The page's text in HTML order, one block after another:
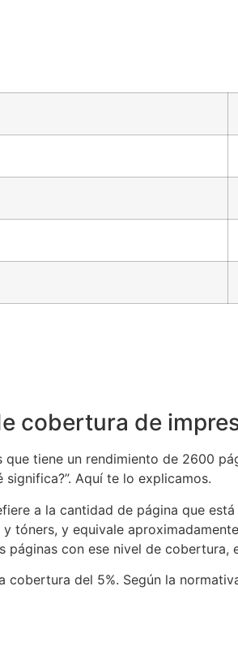
cobertura de
tiene un rendimiento de 2600
Aquí te lo explicamos.
a la cantidad de página que
tóners, y equivale
páginas con ese nivel de
cobertura del 5%. Según la